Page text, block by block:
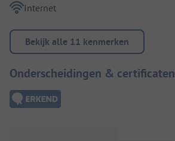
Internet
Bekijk alle 11 kenmerken
Onderscheidingen & certificaten